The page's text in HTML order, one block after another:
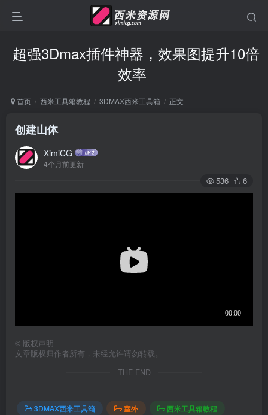
超强3Dmax插件神器，效果图提升10倍
效率
首页 西米工具箱教程 3DMAX西米工具箱 正文
创建山体
XimiCG
4个月前更新
536 6
© 版权声明
文章版权归作者所有，未经允许请勿转载。
THE END
3DMAX西米工具箱 室外 西米工具箱教程